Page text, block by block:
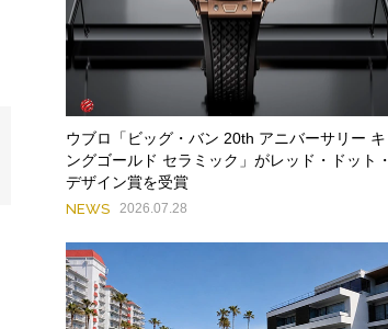
ウブロ「ビッグ・バン 20th アニバーサリー キ
ングゴールド セラミック」がレッド・ドット・
デザイン賞を受賞
NEWS 2026.07.28